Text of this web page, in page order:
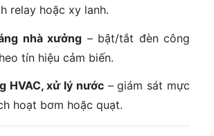
relay hoặc xy lanh.
nhà xưởng – bật/tắt đèn công
tín hiệu cảm biến.
HVAC, xử lý nước– giám sát mực
hoạt bơm hoặc quạt.